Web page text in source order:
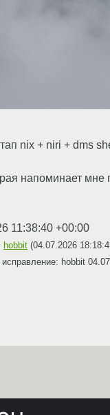
nix + niri + dms
напоминает мне
11:38:40 +00:00
hobbit (04.07.2026
hobbit